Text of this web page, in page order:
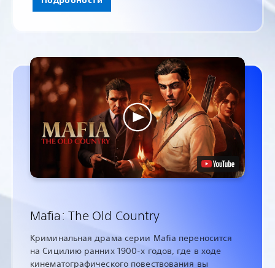
Mafia: The Old Country
Криминальная драма серии Mafia переносится
на Сицилию ранних 1900-х годов, где в ходе
кинематографического повествования вы